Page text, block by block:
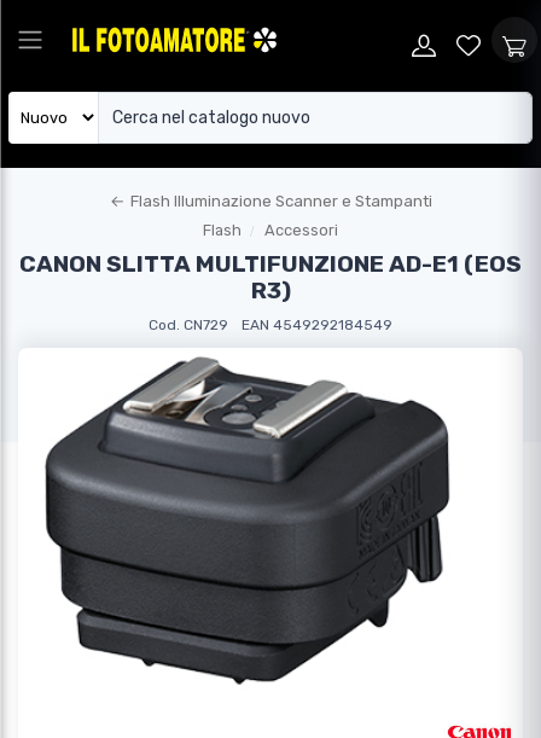
← Flash Illuminazione Scanner e Stampanti
Flash
Accessori
CANON SLITTA MULTIFUNZIONE AD-E1 (EOS
R3)
Cod. CN729 EAN 4549292184549